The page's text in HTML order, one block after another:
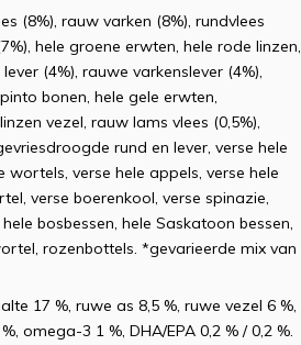
(8%), rauw varken (8%), rundvlees
hele groene erwten, hele rode linzen,
(4%), rauwe varkenslever (4%),
bonen, hele gele erwten,
vezel, rauw lams vlees (0,5%),
rund en lever, verse hele
verse hele appels, verse hele
verse boerenkool, verse spinazie,
bosbessen, hele Saskatoon bessen,
rozenbottels. *gevarieerde mix van
17 %, ruwe as 8,5 %, ruwe vezel 6 %,
omega-3 1 %, DHA/EPA 0,2 % / 0,2 %.